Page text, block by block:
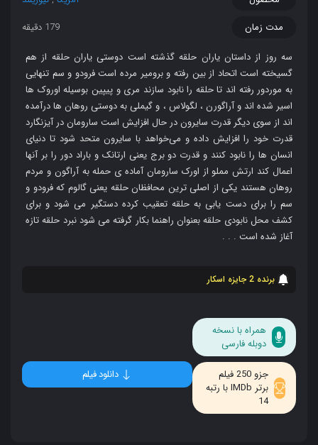
مدت زمان
179 دقیقه
سه روز از داستان یاران حلقه گذشته‌ است دوستی یاران حلقه از هم
گسیخته است اتحاد از بین رفته و برومیر مرده است فرودو و سم تنهایی
به موردور رفته اند تا حلقه را نابود سازند مری و پیپین بوسیله اوروک ها
اسیر شده اند و آراگورن ، لگولاس ، و گیملی به دوستی روهان ها درآمده
اند از سوی دیگر قدرت سایرون در حال افزایش است سارومان در آیزنگارد
قدرت خود را افزایش داده و می‌خواهد با سایرون متحد شود تا دنیای
انسان‌ ها را نابود کنند و قدرت دو برج یعنی ارتانک و باراد دور را بر آنها
اعمال کند ارتش مملو از اورک سارومان آماده ی حمله به آراگون و مردم
روهان هستند یکی از اصلی ترین محافظان حلقه یعنی گالوم که فرودو و
سم را برای دست یابی به حلقه تعقیب کرده دستگیر می شود و برای
کشف محل نابودی حلقه بعنوان راهنما بکار گرفته می شود نبرد حلقه تازه
آغاز شده است . . .
برنده 2 جایزه اسکار
همراه با نسخه
دوبله فارسی
جزو 250 فیلم
برتر IMDb با رتبه
14
دانلود فیلم